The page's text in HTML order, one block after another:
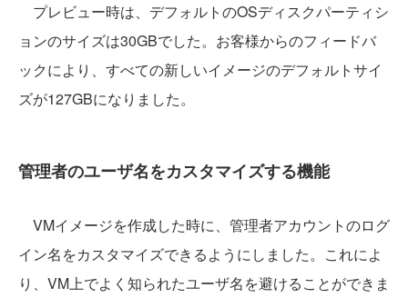
プレビュー時は、デフォルトのOSディスクパーティシ
ョンのサイズは30GBでした。お客様からのフィードバ
ックにより、すべての新しいイメージのデフォルトサイ
ズが127GBになりました。
管理者のユーザ名をカスタマイズする機能
VMイメージを作成した時に、管理者アカウントのログ
イン名をカスタマイズできるようにしました。これによ
り、VM上でよく知られたユーザ名を避けることができま